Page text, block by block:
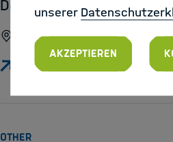
Doctoral Researcher
GFZ Helmholtz-Zentrum
OTHER
unserer
Akzeptieren